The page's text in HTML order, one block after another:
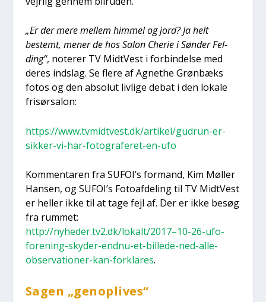
„Er der mere mel­lem him­mel og jord? Ja helt
bestemt, mener de hos Salon Che­rie i Søn­der Fel­
ding“, note­rer TV Midt­Vest i for­bin­del­se med
deres indslag. Se fle­re af Agnet­he Grøn­bæks
fotos og den abso­lut liv­li­ge debat i den loka­le
fri­sør­sa­lon:
https://www.tvmidtvest.dk/artikel/gudrun-er-
sikker-vi-har-fotograferet-en-ufo
Kom­men­ta­ren fra SUFOI’s for­mand, Kim Møl­ler
Han­sen, og SUFOI’s Foto­af­de­ling til TV Midt­Vest
er hel­ler ikke til at tage fejl af. Der er ikke besøg
fra rum­met:
http://nyheder.tv2.dk/lokalt/2017–10-26-ufo-
forening-skyder-endnu-et-billede-ned-alle-
observationer-kan-forklares.
Sagen „genop­li­ves“